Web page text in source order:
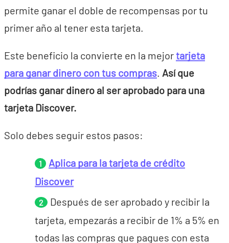
permite ganar el doble de recompensas por tu
primer año al tener esta tarjeta.
Este beneficio la convierte en la mejortarjeta
para ganar dinero con tus compras. Así que
podrías ganar dinero al ser aprobado para una
tarjeta Discover.
Solo debes seguir estos pasos:
Aplica para la tarjeta de crédito
Discover
Después de ser aprobado y recibir la
tarjeta, empezarás a recibir de 1% a 5% en
todas las compras que pagues con esta